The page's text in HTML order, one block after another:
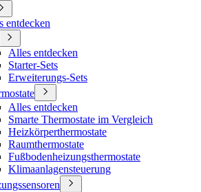
entdecken
Alles entdecken
Starter-Sets
Erweiterungs-Sets
Alles entdecken
Smarte Thermostate im Vergleich
Heizkörperthermostate
Raumthermostate
Fußbodenheizungsthermostate
Klimaanlagensteuerung